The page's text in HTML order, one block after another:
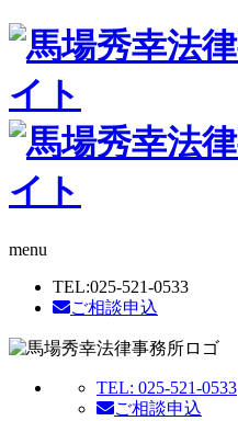
menu
TEL:025-521-0533
ご相談申込
TEL: 025-521-0533
ご相談申込